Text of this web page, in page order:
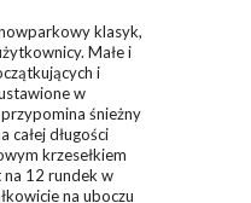
klasyk,
Małe i
i
w
śnieżny
całej długości
krzesełkiem
na 12 rundek w
na uboczu